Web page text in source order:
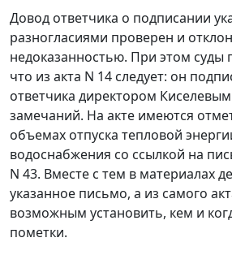
Довод ответчика о подписании
разногласиями проверен и
недоказанностью. При этом суды
что из акта N 14 следует: он
ответчика директором
замечаний. На акте имеются
объемах отпуска тепловой
водоснабжения со ссылкой на
N 43. Вместе с тем в материалах
указанное письмо, а из самого
возможным установить, кем и
пометки.